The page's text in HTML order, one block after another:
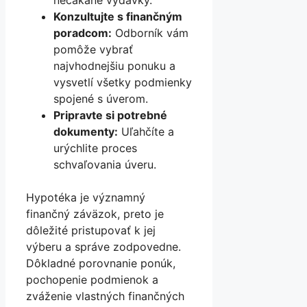
Konzultujte s finančným
poradcom: Odborník vám
pomôže vybrať
najvhodnejšiu ponuku a
vysvetlí všetky podmienky
spojené s úverom.
Pripravte si potrebné
dokumenty: Uľahčíte a
urýchlite proces
schvaľovania úveru.
Hypotéka je významný
finančný záväzok, preto je
dôležité pristupovať k jej
výberu a správe zodpovedne.
Dôkladné porovnanie ponúk,
pochopenie podmienok a
zváženie vlastných finančných